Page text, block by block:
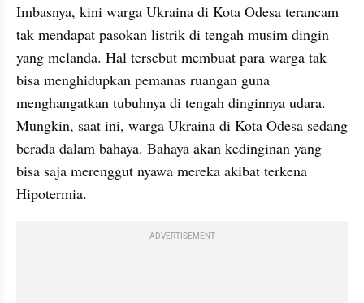
Imbasnya, kini warga Ukraina di Kota Odesa terancam
tak mendapat pasokan listrik di tengah musim dingin
yang melanda. Hal tersebut membuat para warga tak
bisa menghidupkan pemanas ruangan guna
menghangatkan tubuhnya di tengah dinginnya udara.
Mungkin, saat ini, warga Ukraina di Kota Odesa sedang
berada dalam bahaya. Bahaya akan kedinginan yang
bisa saja merenggut nyawa mereka akibat terkena
Hipotermia.
ADVERTISEMENT